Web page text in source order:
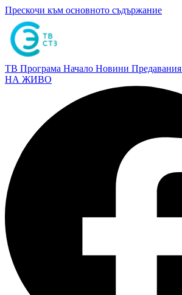
Прескочи към основното съдържание
ТВ Програма Начало Новини Предавания
НА ЖИВО